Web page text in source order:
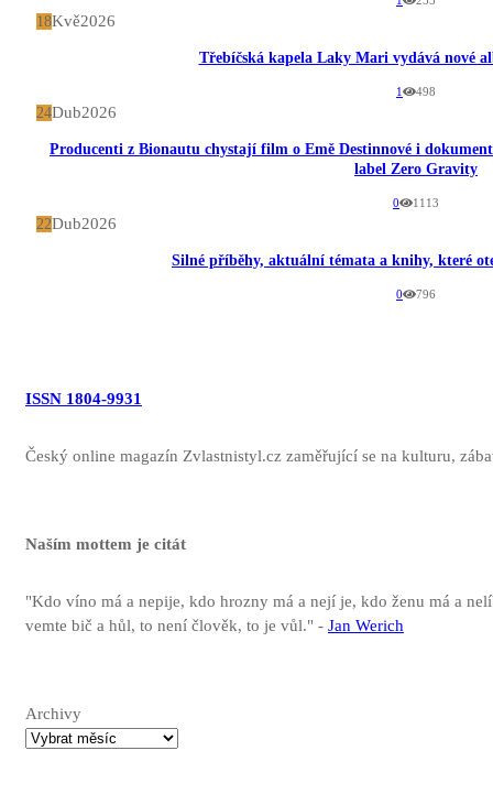
18Kvě2026
Třebíčská kapela Laky Mari vydává nové
1 498
24Dub2026
Producenti z Bionautu chystají film o Emě Destinnové i
label Zero Gravity
0 1113
22Dub2026
Silné příběhy, aktuální témata a knihy, které
0 796
ISSN 1804-9931
Český online magazín Zvlastnistyl.cz zaměřující se na kulturu,
Naším mottem je citát
"Kdo víno má a nepije, kdo hrozny má a nejí je, kdo ženu má a
vemte bič a hůl, to není člověk, to je vůl." - Jan Werich
Archivy